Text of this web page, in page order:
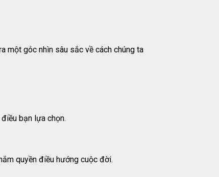
một góc nhìn sâu sắc về cách chúng ta
bạn lựa chọn.
quyền điều hướng cuộc đời.